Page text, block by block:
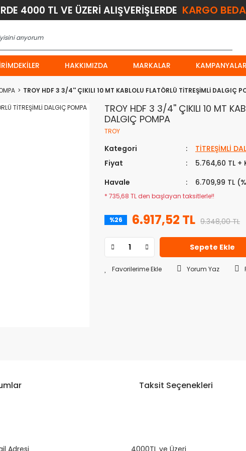
4000 TL VE ÜZERİ ALIŞVERİŞLERDE KARGO
HAKKIMIZDA MARKALAR KAMPANYALAR
TROY HDF 3 3/4'' ÇIKILI 10 MT KABLOLU FLATÖRLÜ TİTREŞİMLİ DALGIÇ
TROY HDF 3 3/4'' ÇIKILI 10 MT
DALGIÇ POMPA
TROY
Kategori
TİTREŞİMLİ
Fiyat
5.764,60 TL +
Havale 6.709,99 TL
* 735,68 TL den başlayan taksitlerle!!
%26 6.917,52 TL 9.348,00 TL
Sepete Ekle
Yorum Yaz
Taksit Seçenekleri
Bu ürüne ilk yorumu siz yapın!
Adresi 4000TL ve Üzeri